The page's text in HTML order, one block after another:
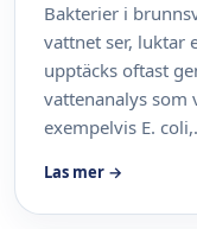
Bakterier i
vattnet ser, luktar
upptäcks oftast
vattenanalys som
exempelvis E.
Las mer →